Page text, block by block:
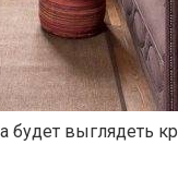
будет выглядеть